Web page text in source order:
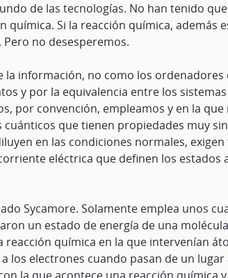
de las tecnologías. No han tenido
Si la reacción química, además
no desesperemos.
información, no como los
y por la equivalencia entre los
por convención, empleamos y en la
que tienen propiedades muy
en las condiciones normales,
eléctrica que definen los
Sycamore. Solamente emplea unos
un estado de energía de una
química en la que intervenían
electrones cuando pasan de un